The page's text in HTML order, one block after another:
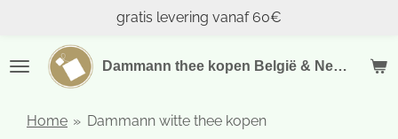
naar
Dammann thee kopen België & Nederland
gratis levering vanaf 60€
Home » Dammann witte thee kopen